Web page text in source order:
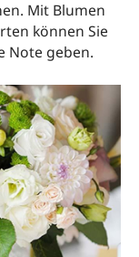
Mit Blumen
können Sie
Note geben.